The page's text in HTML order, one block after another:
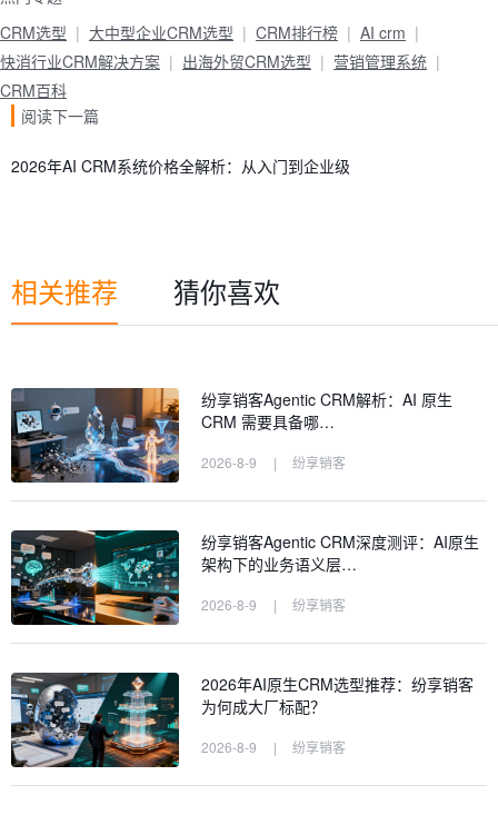
CRM选型
大中型企业CRM选型 CRM排行榜
AI crm
快消行业CRM解决方案
出海外贸CRM选型
营销管理系统
CRM百科
阅读下一篇
2026年AI CRM系统价格全解析：从入门到企业级
相关推荐 猜你喜欢
纷享销客Agentic CRM解析：AI 原生
CRM 需要具备哪…
2026-8-9 | 纷享销客
纷享销客Agentic CRM深度测评：AI原生
架构下的业务语义层…
2026-8-9 | 纷享销客
2026年AI原生CRM选型推荐：纷享销客
为何成大厂标配？
2026-8-9 | 纷享销客